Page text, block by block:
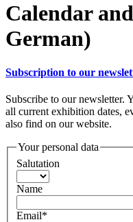
Calendar
German)
Subscription to our
Subscribe to our newsletter.
all current exhibition dates,
also find on our website.
Your personal data
Salutation
Name
Email*